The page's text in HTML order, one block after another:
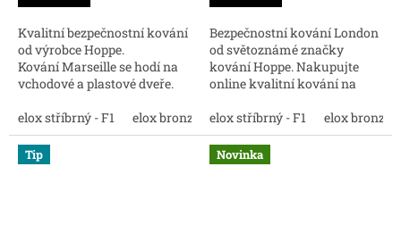
Kvalitní bezpečnostní kování
od výrobce Hoppe.
Kování Marseille se hodí na
vchodové a plastové dveře.
elox stříbrný - F1
elox bronz - F4
Bezpečnostní kování London
od světoznámé značky
kování Hoppe. Nakupujte
online kvalitní kování na
elox stříbrný - F1
elox bronz -
Tip Novinka